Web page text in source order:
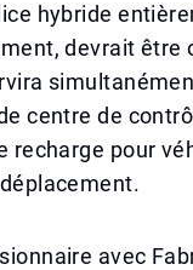
hybride
devrait être
centre de
recharge pour
avec